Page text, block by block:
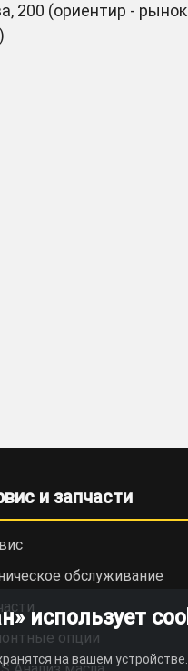
200 (ориентир - рынок
и запчасти
обслуживание
опции
использует
на вашем